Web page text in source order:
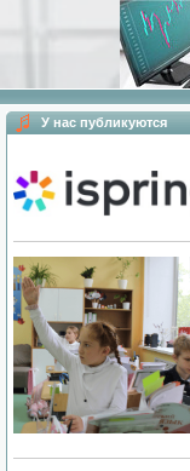
У нас публикуются